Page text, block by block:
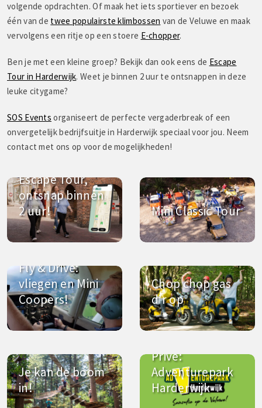
volgende opdrachten. Of maak het iets sportiever en bezoek
één van de twee populairste klimbossen van de Veluwe en maak
vervolgens een ritje op een stoere E-chopper.
Ben je met een kleine groep? Bekijk dan ook eens de Escape
Tour in Harderwijk. Weet je binnen 2 uur te ontsnappen in deze
leuke citygame?
SOS Events organiseert de perfecte vergaderbreak of een
onvergetelijk bedrijfsuitje in Harderwijk speciaal voor jou. Neem
contact met ons op voor de mogelijkheden!
Escape Tour,
ontsnap binnen
2 uur!
Mini Classic Tour
Fly & Drive:
vliegen en Mini
Coopers!
Chop chop gas
d’r op
Je kan de boom
in!
Privé:
Adventurepark
Harderwijk